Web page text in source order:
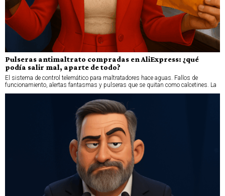
Pulseras antimaltrato compradas en AliExpress: ¿qué
podía salir mal, aparte de todo?
El sistema de control telemático para maltratadores hace aguas. Fallos de
funcionamiento, alertas fantasmas y pulseras que se quitan como calcetines. La